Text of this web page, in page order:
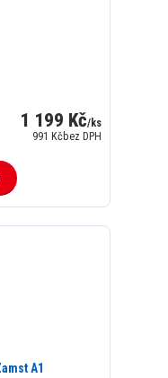
1 199 Kč/ks
991 Kčbez DPH